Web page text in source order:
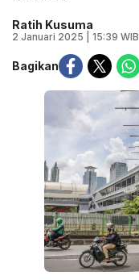
Ratih Kusuma
2 Januari 2025 | 15:39 WIB
Bagikan